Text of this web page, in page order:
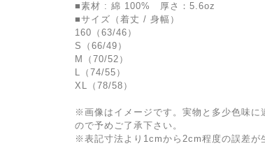
■素材 : 綿 100% 厚さ：5.6oz
■サイズ（着丈 / 身幅）
160（63/46）
S（66/49）
M（70/52）
L（74/55）
XL（78/58）
※画像はイメージです。実物と多少色味に
ので予めご了承下さい。
※表記寸法より1cmから2cm程度の誤差が